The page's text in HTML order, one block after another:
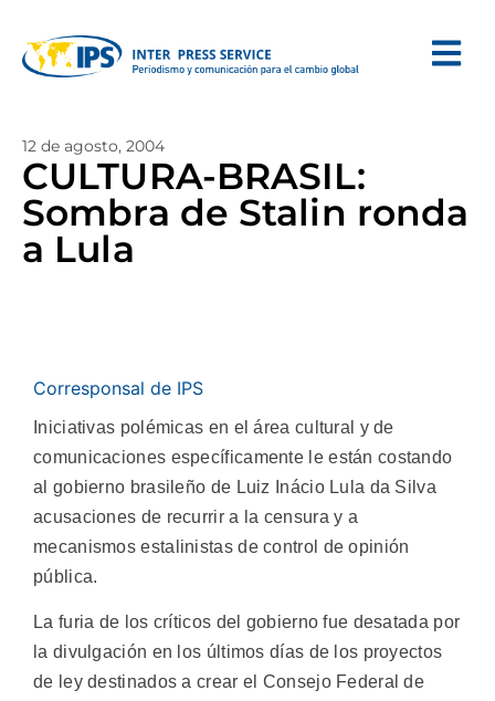
12 de agosto, 2004
CULTURA-BRASIL:
Sombra de Stalin ronda
a Lula
Corresponsal de IPS
Iniciativas polémicas en el área cultural y de
comunicaciones específicamente le están costando
al gobierno brasileño de Luiz Inácio Lula da Silva
acusaciones de recurrir a la censura y a
mecanismos estalinistas de control de opinión
pública.
La furia de los críticos del gobierno fue desatada por
la divulgación en los últimos días de los proyectos
de ley destinados a crear el Consejo Federal de